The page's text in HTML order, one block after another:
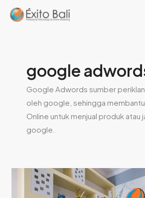
Lewati
google
Google Adwords sumber
oleh google, sehingga membantu
Online untuk menjual produk atau
google.